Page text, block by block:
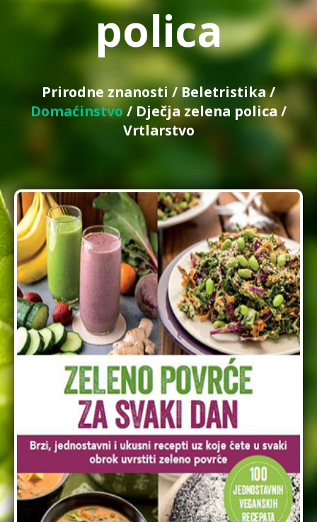
polica
Prirodne znanosti /Beletristika/
Domaćinstvo/ Dječja zelena polica /
Vrtlarstvo